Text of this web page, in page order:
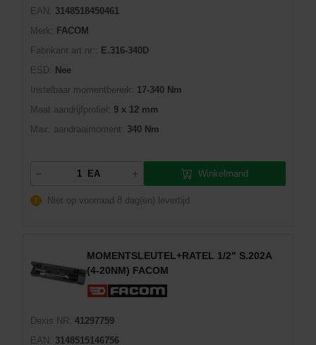
EAN:
3148518450461
Merk:
FACOM
Fabrikant art.nr::
E.316-340D
ESD:
Nee
Instelbaar momentbereik:
17-340 Nm
Maat aandrijfprofiel:
9 x 12 mm
Max. aandraaimoment:
340 Nm
EA Winkelmand
Niet op voorraad 8 dag(en) levertijd
MOMENTSLEUTEL+RATEL 1/2" S.202A
(4-20NM) FACOM
Dexis NR: 41297759
EAN:
3148515146756